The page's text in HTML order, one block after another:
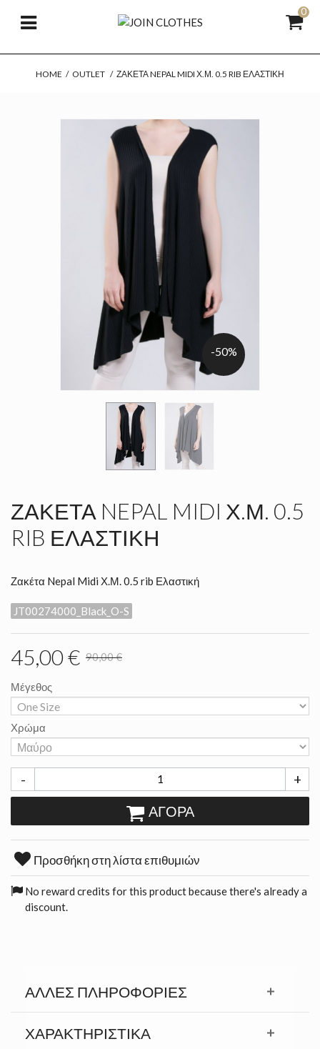
0
HOME / OUTLET / ΖΑΚΈΤΑ NEPAL MIDI Χ.Μ. 0.5 RIB ΕΛΑΣΤΙΚΉ
-50%
ΖΑΚΈΤΑ NEPAL MIDI Χ.Μ. 0.5
RIB ΕΛΑΣΤΙΚΉ
Ζακέτα Nepal Midi Χ.Μ. 0.5 rib Ελαστική
JT00274000_Black_O-S
45,00 € 90,00 €
Μέγεθος
Χρώμα
- +
ΑΓΟΡΆ
Προσθήκη στη λίστα επιθυμιών
No reward credits for this product because there's already a
discount.
ΆΛΛΕΣ ΠΛΗΡΟΦΟΡΊΕΣ
ΧΑΡΑΚΤΗΡΙΣΤΙΚΆ